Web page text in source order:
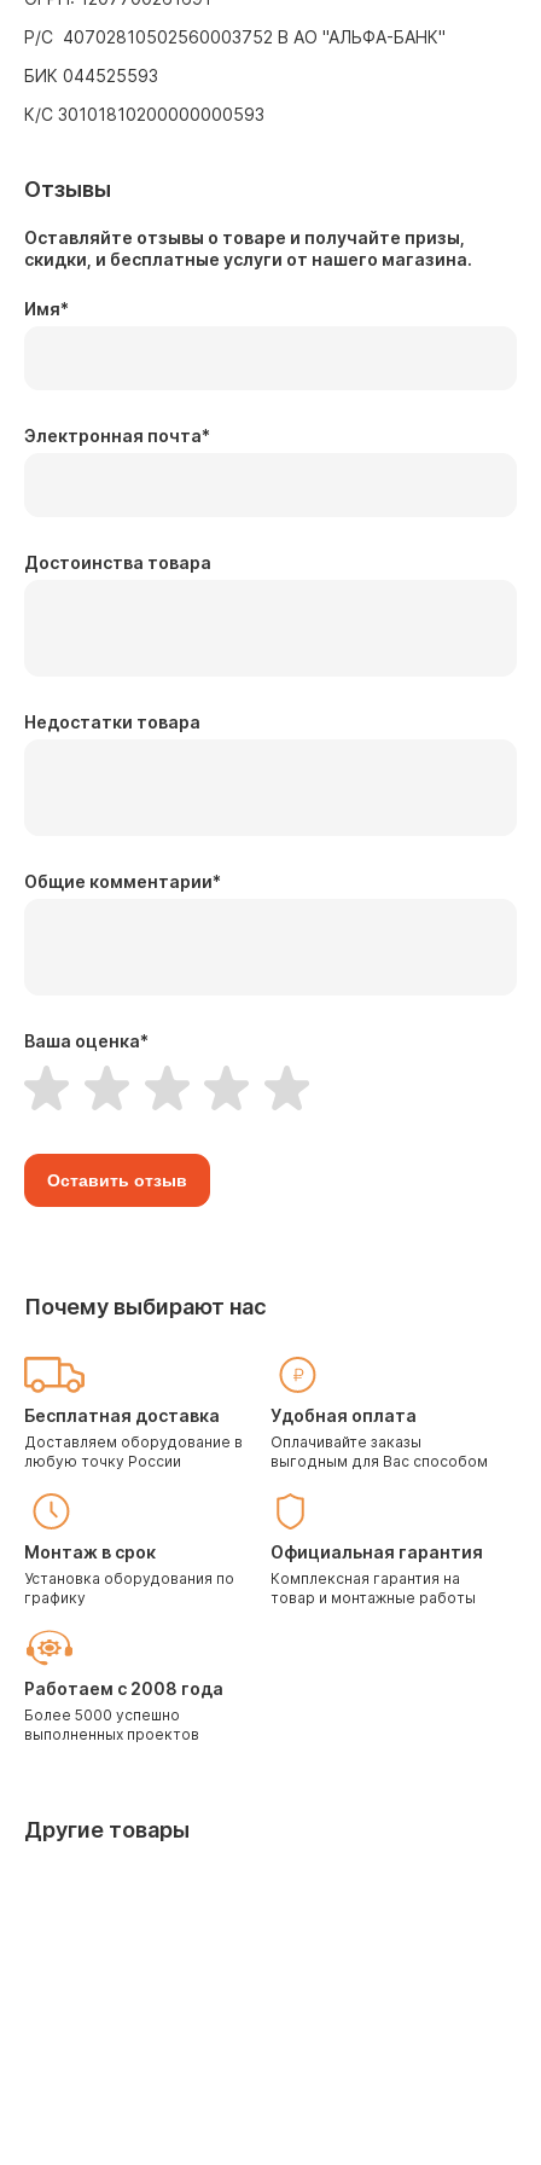
Р/С 40702810502560003752 В АО "АЛЬФА-БАНК"
БИК 044525593
К/С 30101810200000000593
Отзывы
Оставляйте отзывы о товаре и получайте призы,
скидки, и бесплатные услуги от нашего магазина.
Имя*
Электронная почта*
Достоинства товара
Недостатки товара
Общие комментарии*
Ваша оценка*
Оставить отзыв
Почему выбирают нас
Бесплатная доставка
Доставляем оборудование в
любую точку России
Удобная оплата
Оплачивайте заказы
выгодным для Вас способом
Монтаж в срок
Установка оборудования по
графику
Официальная гарантия
Комплексная гарантия на
товар и монтажные работы
Работаем с 2008 года
Более 5000 успешно
выполненных проектов
Другие товары